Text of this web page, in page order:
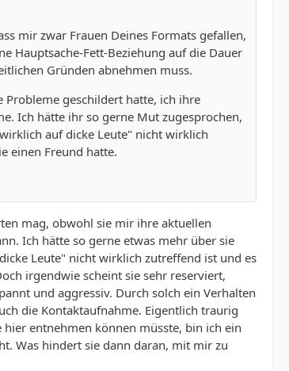
mir zwar Frauen Deines Formats gefallen,
Hauptsache-Fett-Beziehung auf die Dauer
Gründen abnehmen muss.
Probleme geschildert hatte, ich ihre
Ich hätte ihr so gerne Mut zugesprochen,
auf dicke Leute" nicht wirklich
einen Freund hatte.
mag, obwohl sie mir ihre aktuellen
Ich hätte so gerne etwas mehr über sie
Leute" nicht wirklich zutreffend ist und es
irgendwie scheint sie sehr reserviert,
und aggressiv. Durch solch ein Verhalten
die Kontaktaufnahme. Eigentlich traurig
entnehmen können müsste, bin ich ein
Was hindert sie dann daran, mit mir zu